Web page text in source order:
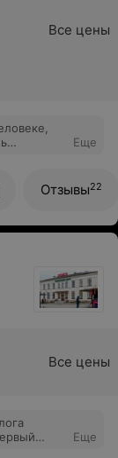
Все цены
к
Еще
Отзывы22
Все цены
Еще